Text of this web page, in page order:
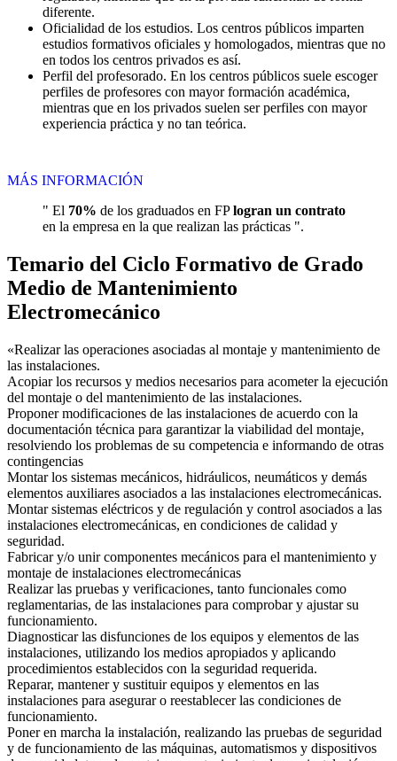
diferente.
Oficialidad de los estudios. Los centros públicos imparten
estudios formativos oficiales y homologados, mientras que no
en todos los centros privados es así.
Perfil del profesorado. En los centros públicos suele escoger
perfiles de profesores con mayor formación académica,
mientras que en los privados suelen ser perfiles con mayor
experiencia práctica y no tan teórica.
MÁS INFORMACIÓN
" El 70% de los graduados en FPlogran un contrato
en la empresa en la que realizan las prácticas ".
Temario del Ciclo Formativo de Grado
Medio de Mantenimiento
Electromecánico
«Realizar las operaciones asociadas al montaje y mantenimiento de
las instalaciones.
Acopiar los recursos y medios necesarios para acometer la ejecución
del montaje o del mantenimiento de las instalaciones.
Proponer modificaciones de las instalaciones de acuerdo con la
documentación técnica para garantizar la viabilidad del montaje,
resolviendo los problemas de su competencia e informando de otras
contingencias
Montar los sistemas mecánicos, hidráulicos, neumáticos y demás
elementos auxiliares asociados a las instalaciones electromecánicas.
Montar sistemas eléctricos y de regulación y control asociados a las
instalaciones electromecánicas, en condiciones de calidad y
seguridad.
Fabricar y/o unir componentes mecánicos para el mantenimiento y
montaje de instalaciones electromecánicas
Realizar las pruebas y verificaciones, tanto funcionales como
reglamentarias, de las instalaciones para comprobar y ajustar su
funcionamiento.
Diagnosticar las disfunciones de los equipos y elementos de las
instalaciones, utilizando los medios apropiados y aplicando
procedimientos establecidos con la seguridad requerida.
Reparar, mantener y sustituir equipos y elementos en las
instalaciones para asegurar o reestablecer las condiciones de
funcionamiento.
Poner en marcha la instalación, realizando las pruebas de seguridad
y de funcionamiento de las máquinas, automatismos y dispositivos